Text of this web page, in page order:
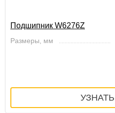
Подшипник W6276Z
Размеры, мм